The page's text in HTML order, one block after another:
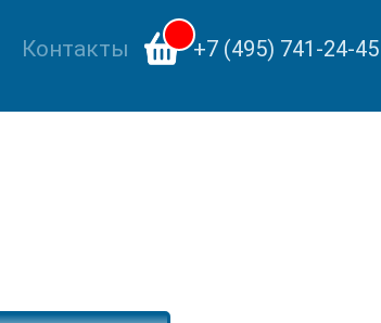
Контакты +7 (495) 741-24-45